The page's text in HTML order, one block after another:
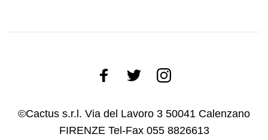
©Cactus s.r.l. Via del Lavoro 3 50041 Calenzano
FIRENZE Tel-Fax 055 8826613